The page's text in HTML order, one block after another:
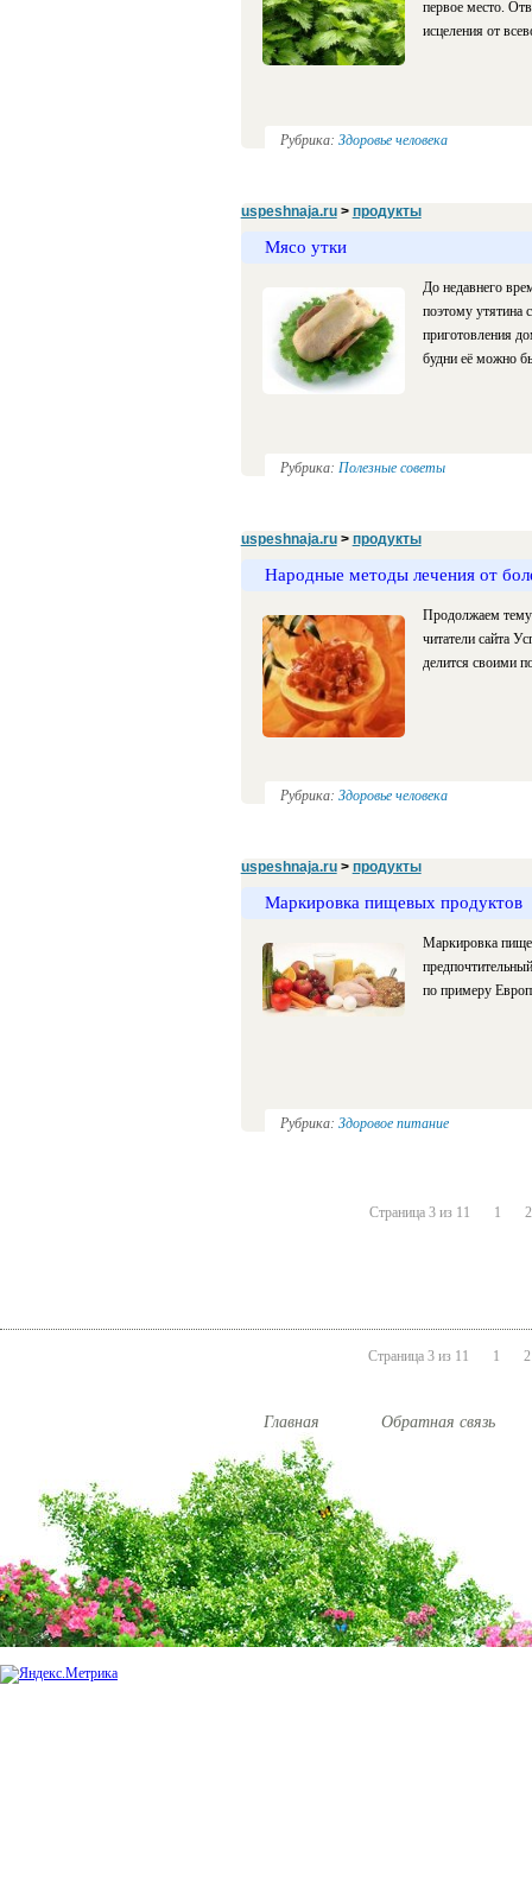
первое место.
исцеления от
Рубрика: Здоровье человека
uspeshnaja.ru> продукты
Мясо утки
До недавнего
поэтому утятина
приготовления
будни её можно
Рубрика: Полезные советы
uspeshnaja.ru> продукты
Народные методы лечения от
Продолжаем
читатели сайта
делится своими
Рубрика: Здоровье человека
uspeshnaja.ru> продукты
Маркировка пищевых продуктов
Маркировка
по примеру
Рубрика: Здоровое питание
Страница 3 из 11 1 2
Страница 3 из 11 1 2
Главная Обратная связь